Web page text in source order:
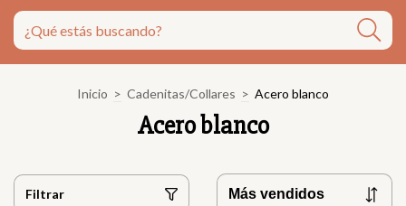
Inicio > Cadenitas/Collares > Acero blanco
Acero blanco
Filtrar